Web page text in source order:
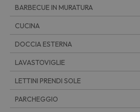
BARBECUE IN MURATURA
CUCINA
DOCCIA ESTERNA
LAVASTOVIGLIE
LETTINI PRENDI SOLE
PARCHEGGIO